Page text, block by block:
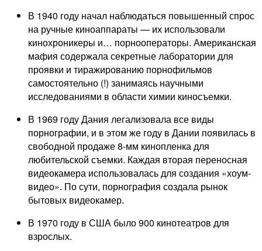
В 1940 году начал наблюдаться повышенный спрос
на ручные киноаппараты — их использовали
кинохроникеры и… порнооператоры. Американская
мафия содержала секретные лаборатории для
проявки и тиражированию порнофильмов
самостоятельно (!) занимаясь научными
исследованиями в области химии киносъемки.
В 1969 году Дания легализовала все виды
порнографии, и в этом же году в Дании появилась в
свободной продаже 8-мм кинопленка для
любительской съемки. Каждая вторая переносная
видеокамера использовалась для создания «хоум-
видео». По сути, порнография создала рынок
бытовых видеокамер.
В 1970 году в США было 900 кинотеатров для
взрослых.